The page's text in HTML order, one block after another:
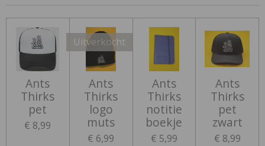
Ants
Thirks
pet
€ 8,99
Uitverkocht
Ants
Thirks
logo
muts
€ 6,99
Ants
Thirks
notitie
boekje
€ 5,99
Ants
Thirks
pet
zwart
€ 8,99